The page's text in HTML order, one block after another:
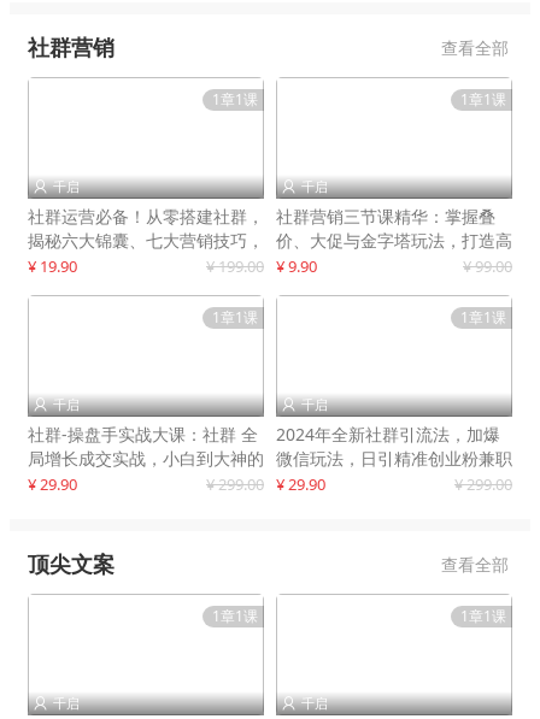
社群营销 查看全部
1章1课
 千启
社群运营必备！从零搭建社群，
揭秘六大锦囊、七大营销技巧，
打造火爆社群
¥ 19.90 ¥ 199.00
1章1课
 千启
社群营销三节课精华：掌握叠
价、大促与金字塔玩法，打造高
效营销体系
¥ 9.90 ¥ 99.00
1章1课
 千启
社群-操盘手实战大课：社群 全
局增长成交实战，小白到大神的
进阶之路
¥ 29.90 ¥ 299.00
1章1课
 千启
2024年全新社群引流法，加爆
微信玩法，日引精准创业粉兼职
粉200+
¥ 29.90 ¥ 299.00
顶尖文案 查看全部
1章1课
 千启
1章1课
 千启